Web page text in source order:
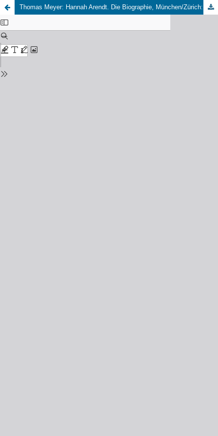
Thomas Meyer: Hannah Arendt. Die Biographie, München/Zürich: Piper, 528 S., 28,00 EUR